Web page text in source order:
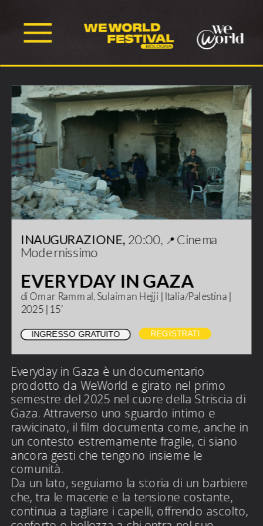
REGISTRATI
INGRESSO GRATUITO
INAUGURAZIONE, 20:00, 📍 Cinema
Modernissimo
EVERYDAY IN GAZA
di Omar Rammal, Sulaiman Hejji | Italia/Palestina |
2025 | 15’
Everyday in Gaza è un documentario
prodotto da WeWorld e girato nel primo
semestre del 2025 nel cuore della Striscia di
Gaza. Attraverso uno sguardo intimo e
ravvicinato, il film documenta come, anche in
un contesto estremamente fragile, ci siano
ancora gesti che tengono insieme le
comunità.
Da un lato, seguiamo la storia di un barbiere
che, tra le macerie e la tensione costante,
continua a tagliare i capelli, offrendo ascolto,